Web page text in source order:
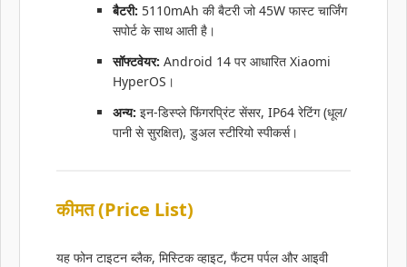
बैटरी: 5110mAh की बैटरी जो 45W फास्ट चार्जिंग
सपोर्ट के साथ आती है।
सॉफ्टवेयर: Android 14 पर आधारित Xiaomi
HyperOS।
अन्य: इन-डिस्प्ले फिंगरप्रिंट सेंसर, IP64 रेटिंग (धूल/
पानी से सुरक्षित), डुअल स्टीरियो स्पीकर्स।
कीमत (Price List)
यह फोन टाइटन ब्लैक, मिस्टिक व्हाइट, फैंटम पर्पल और आइवी